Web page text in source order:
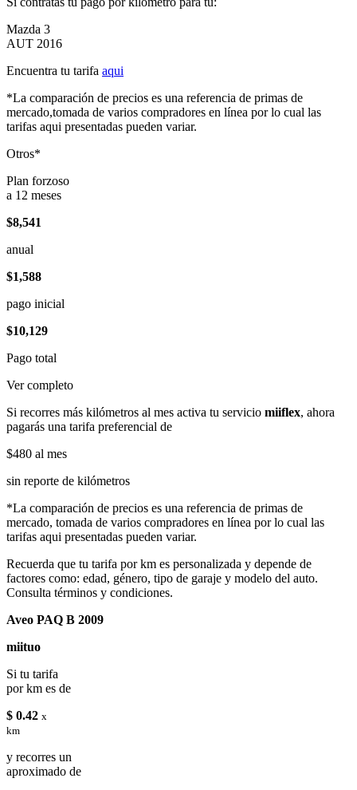
Mazda 3
AUT 2016
Encuentra tu tarifa aqui
*La comparación de precios es una referencia de primas de
mercado,tomada de varios compradores en línea por lo cual las
tarifas aqui presentadas pueden variar.
Otros*
Plan forzoso
a 12 meses
$8,541
anual
$1,588
pago inicial
$10,129
Pago total
Ver completo
Si recorres más kilómetros al mes activa tu servicio miiflex, ahora
pagarás una tarifa preferencial de
$480 al mes
sin reporte de kilómetros
*La comparación de precios es una referencia de primas de
mercado, tomada de varios compradores en línea por lo cual las
tarifas aqui presentadas pueden variar.
Recuerda que tu tarifa por km es personalizada y depende de
factores como: edad, género, tipo de garaje y modelo del auto.
Consulta términos y condiciones.
Aveo PAQ B 2009
miituo
Si tu tarifa
por km es de
$ 0.42 x
km
y recorres un
aproximado de